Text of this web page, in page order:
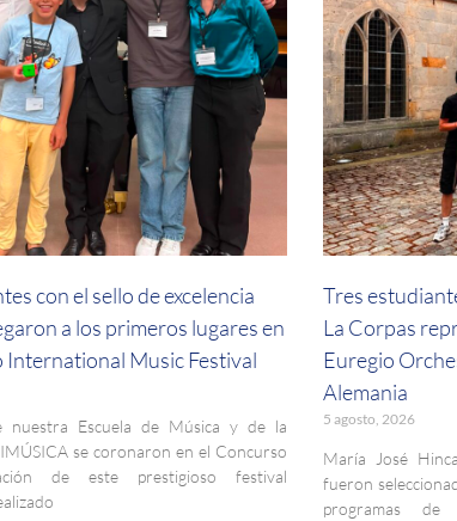
con el sello de excelencia
a los primeros lugares en
Music Festival
nuestra Escuela de Música y de la
se coronaron en el Concurso
de este prestigioso festival
Tres
La Corpas
Euregio
Alemania
5 agosto, 2026
María José
fueron
programas de